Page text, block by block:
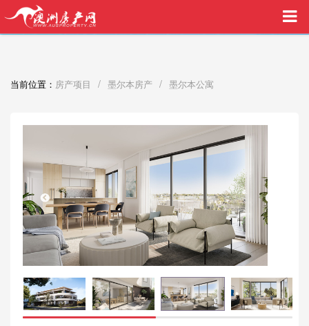
买家中介VIP服务，助您安心购房
当前位置： 房产项目 / 墨尔本房产 / 墨尔本公寓